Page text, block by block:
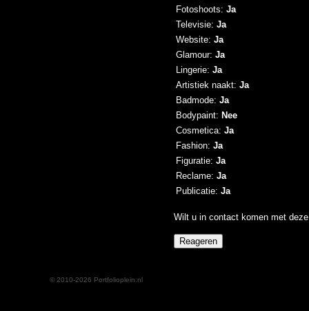
Fotoshoots: Ja
Televisie: Ja
Website: Ja
Glamour: Ja
Lingerie: Ja
Artistiek naakt: Ja
Badmode: Ja
Bodypaint: Nee
Cosmetica: Ja
Fashion: Ja
Figuratie: Ja
Reclame: Ja
Publicatie: Ja
Wilt u in contact komen met
© 2010-2026 Portfolioplein.nl